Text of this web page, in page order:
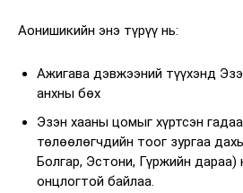
Аонишикийн энэ түрүү нь:
Ажигава дэвжээний түүхэнд
анхны бөх
Эзэн хааны цомыг хүртсэн
төлөөлөгчдийн тоог зургаа
Болгар, Эстони, Гүржийн дараа)
онцлогтой байлаа.